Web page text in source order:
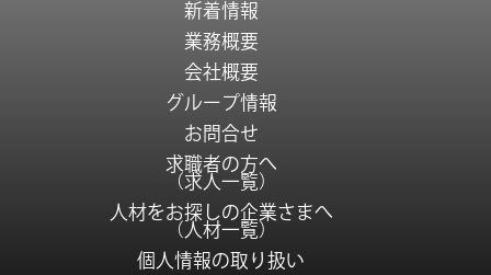
新着情報
業務概要
会社概要
グループ情報
お問合せ
求職者の方へ
（求人一覧）
人材をお探しの企業さまへ
（人材一覧）
個人情報の取り扱い